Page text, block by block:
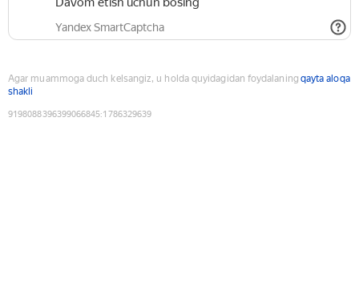
Yandex SmartCaptcha
Agar muammoga duch kelsangiz, u holda quyidagidan foydalaning qayta aloqa
shakli
9198088396399066845:1786329639